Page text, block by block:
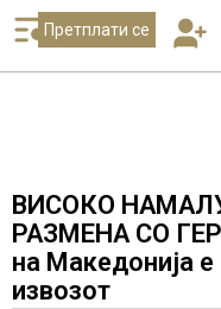
Претплати се
ВИСОКО
РАЗМЕНА СО
на Македонија
извозот